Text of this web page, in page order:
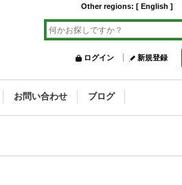
Other regions: [ English ]
ログイン 新規登録
お問い合わせ ブログ